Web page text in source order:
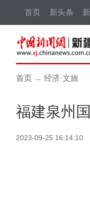
首页 新头条
首页 → 经济·文旅
福建泉州
2023-09-25 16:14:10